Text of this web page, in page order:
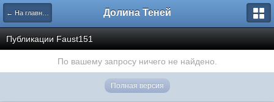
← На главную Долина Теней
Публикации Faust151
По вашему запросу ничего не найдено.
Полная версия